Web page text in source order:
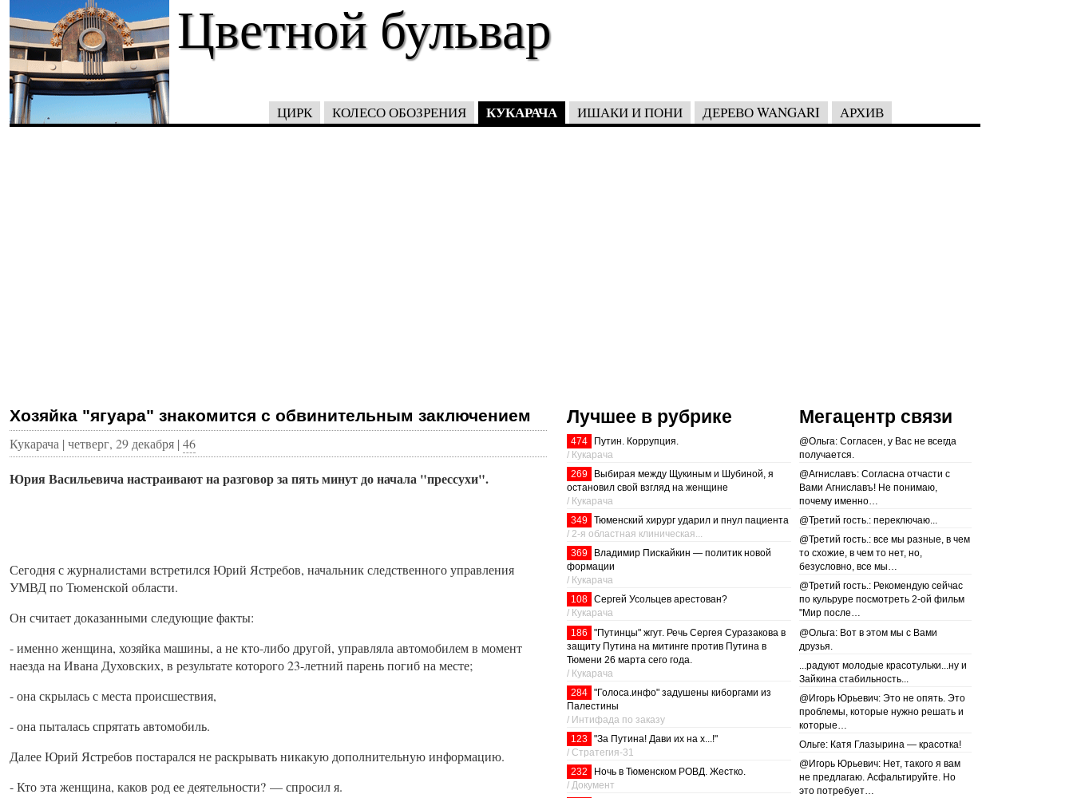
Цветной бульвар
ЦИРК КОЛЕСО ОБОЗРЕНИЯ КУКАРАЧА ИШАКИ И ПОНИ ДЕРЕВО WANGARI АРХИВ
Хозяйка "ягуара" знакомится с обвинительным заключением
Кукарача | четверг, 29 декабря |46
Юрия Васильевича настраивают на разговор за пять минут до начала "прессухи".
Сегодня с журналистами встретился Юрий Ястребов, начальник следственного управления
УМВД по Тюменской области.
Он считает доказанными следующие факты:
- именно женщина, хозяйка машины, а не кто-либо другой, управляла автомобилем в момент
наезда на Ивана Духовских, в результате которого 23-летний парень погиб на месте;
- она скрылась с места происшествия,
- она пыталась спрятать автомобиль.
Далее Юрий Ястребов постарался не раскрывать никакую дополнительную информацию.
- Кто эта женщина, каков род ее деятельности? — спросил я.
Лучшее в рубрике
474
Путин. Коррупция.
/ Кукарача
269
Выбирая между Щукиным и Шубиной, я
остановил свой взгляд на женщине
/ Кукарача
349 Тюменский хирург ударил и пнул пациента
/ 2-я областная клиническая...
369
Владимир Пискайкин — политик новой
формации
/ Кукарача
108 Сергей Усольцев арестован?
/ Кукарача
186
"Путинцы" жгут. Речь Сергея Суразакова в
защиту Путина на митинге против Путина в
Тюмени 26 марта сего года.
/ Кукарача
284 "Голоса.инфо" задушены киборгами из
Палестины
/ Интифада по заказу
123 "За Путина! Дави их на х...!"
/ Стратегия-31
232
Ночь в Тюменском РОВД. Жестко.
/ Документ
Мегацентр связи
@Ольга: Согласен, у Вас не всегда
получается.
@Агниславъ: Согласна отчасти с
Вами Агниславъ! Не понимаю,
почему именно…
@Третий гость.: переключаю...
@Третий гость.: все мы разные, в чем
то схожие, в чем то нет, но,
безусловно, все мы…
@Третий гость.: Рекомендую сейчас
по кульруре посмотреть 2-ой фильм
"Мир после…
@Ольга: Вот в этом мы с Вами
друзья.
...радуют молодые красотульки...ну и
Зайкина стабильность...
@Игорь Юрьевич: Это не опять. Это
проблемы, которые нужно решать и
которые…
Ольге: Катя Глазырина — красотка!
@Игорь Юрьевич: Нет, такого я вам
не предлагаю. Асфальтируйте. Но
это потребует…